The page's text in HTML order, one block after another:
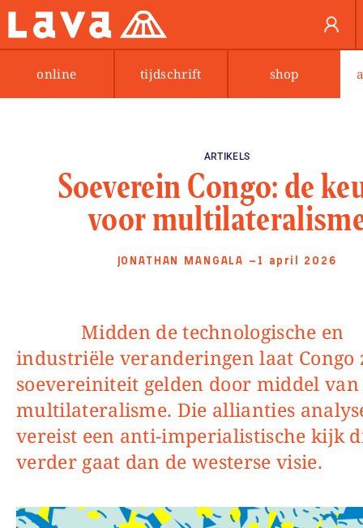
online tijdschrift shop
ARTIKELS
Soeverein Congo: de
voor
JONATHAN MANGALA —1 april 2026
Midden de technologische en
industriële veranderingen laat Congo
soevereiniteit gelden door middel van
multilateralisme. Die allianties
vereist een anti-imperialistische kijk
verder gaat dan de westerse visie.